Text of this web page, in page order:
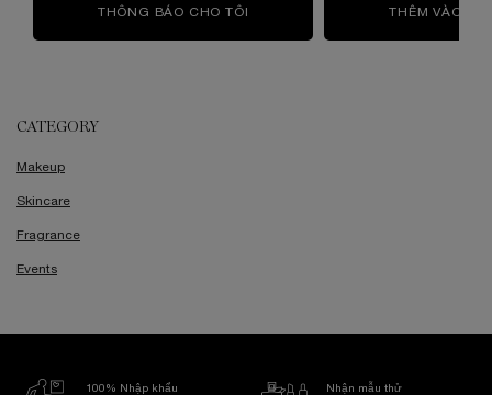
THÔNG BÁO CHO TÔI WHEN THE "NƯỚC THẦN" KÉP
THÊM VÀO
CATEGORY
Makeup
Skincare
Fragrance
Events
100% Nhập khẩu
Nhận mẫu thử